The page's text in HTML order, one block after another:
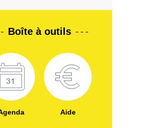
Boîte à outils
Aide